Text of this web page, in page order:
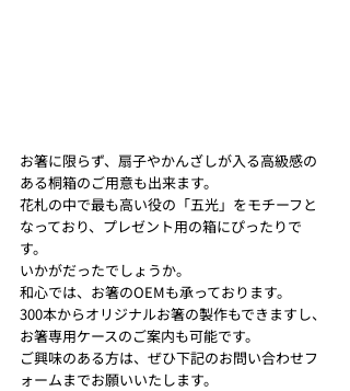
お箸に限らず、扇子やかんざしが入る高級感の
ある桐箱のご用意も出来ます。
花札の中で最も高い役の「五光」をモチーフと
なっており、プレゼント用の箱にぴったりで
す。
いかがだったでしょうか。
和心では、お箸のOEMも承っております。
300本からオリジナルお箸の製作もできますし、
お箸専用ケースのご案内も可能です。
ご興味のある方は、ぜひ下記のお問い合わせフ
ォームまでお願いいたします。